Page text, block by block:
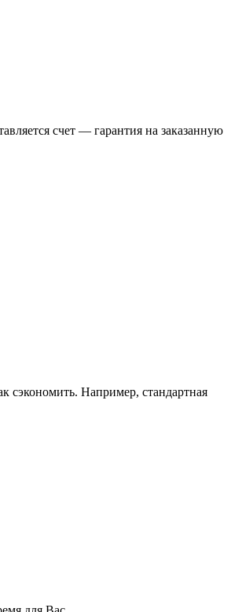
счет — гарантия на заказанную
сэкономить. Например, стандартная